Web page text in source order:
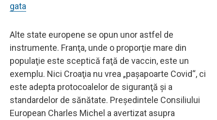
gata
Alte state europene se opun unor astfel de
instrumente. Franţa, unde o proporţie mare din
populaţie este sceptică faţă de vaccin, este un
exemplu. Nici Croaţia nu vrea „paşapoarte Covid“, ci
este adepta protocoalelor de siguranţă şi a
standardelor de sănătate. Preşedintele Consiliului
European Charles Michel a avertizat asupra